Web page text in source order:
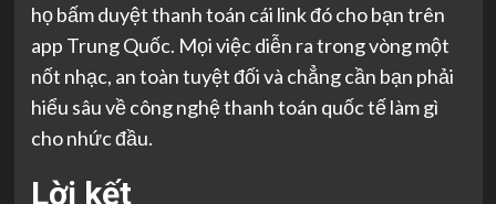
họ bấm duyệt thanh toán cái link đó cho bạn trên
app Trung Quốc. Mọi việc diễn ra trong vòng một
nốt nhạc, an toàn tuyệt đối và chẳng cần bạn phải
hiểu sâu về công nghệ thanh toán quốc tế làm gì
cho nhức đầu.
Lời kết